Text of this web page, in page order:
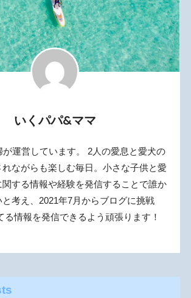
いくパパ&ママ
が運営しています。 2人の愛息と愛犬の
ながらも楽しむ毎日。小さな子供と愛
する情報や経験を発信することで誰か
考え、2021年7月からブログに挑戦
る情報を発信できるよう頑張ります！